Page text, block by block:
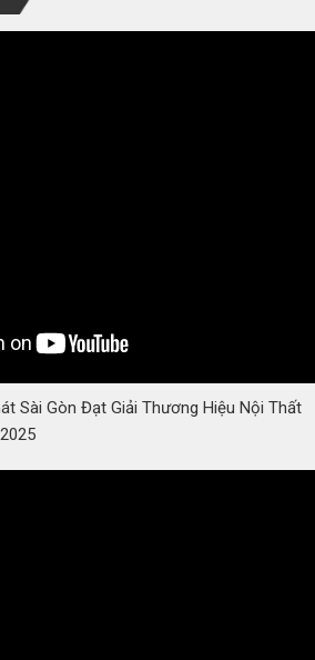
Sài Gòn Đạt Giải Thương Hiệu Nội Thất